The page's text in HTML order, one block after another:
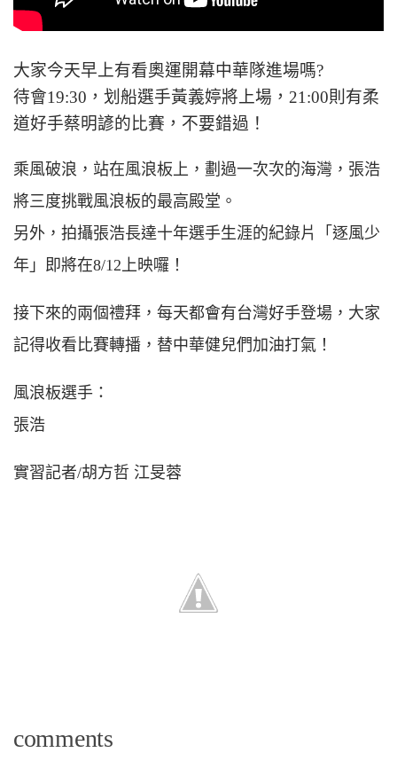
大家今天早上有看奧運開幕中華隊進場嗎?
待會19:30，划船選手黃義婷將上場，21:00則有柔
道好手蔡明諺的比賽，不要錯過！
乘風破浪，站在風浪板上，劃過一次次的海灣，張浩
將三度挑戰風浪板的最高殿堂。
另外，拍攝張浩長達十年選手生涯的紀錄片「逐風少
年」即將在8/12上映囉！
接下來的兩個禮拜，每天都會有台灣好手登場，大家
記得收看比賽轉播，替中華健兒們加油打氣！
風浪板選手：
張浩
實習記者/胡方哲 江旻蓉
comments